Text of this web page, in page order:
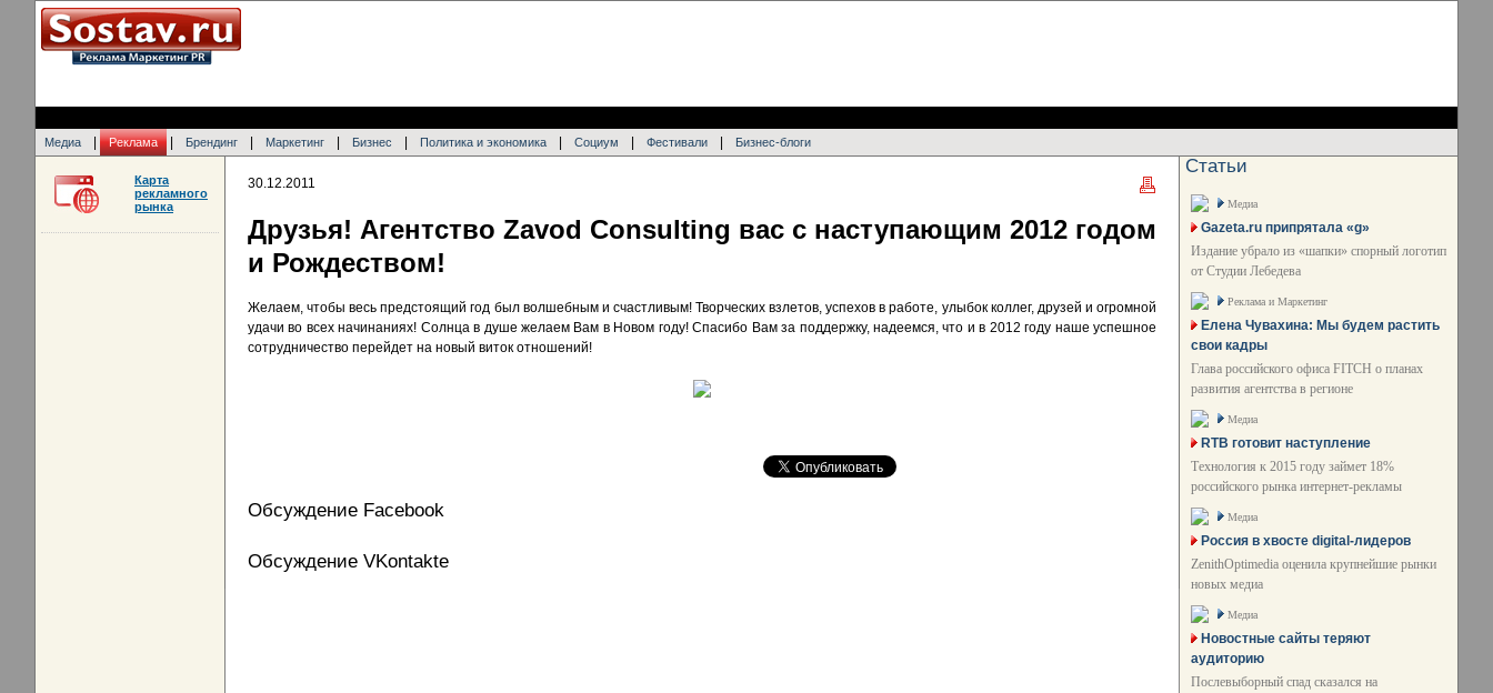
Медиа Реклама Брендинг Маркетинг Бизнес Политика и экономика Социум Фестивали Бизнес-блоги
30.12.2011
Друзья! Агентство Zavod Consulting вас с наступающим 2012 годом
и Рождеством!
Желаем, чтобы весь предстоящий год был волшебным и счастливым! Творческих взлетов, успехов в работе, улыбок коллег, друзей и огромной
удачи во всех начинаниях! Солнца в душе желаем Вам в Новом году! Cпасибо Вам за поддержку, надеемся, что и в 2012 году наше успешное
сотрудничество перейдет на новый виток отношений!
Обсуждение Facebook
Обсуждение VKontakte
Карта
рекламного
рынка
Статьи
Медиа
Gazeta.ru припрятала «g»
Издание убрало из «шапки» спорный логотип
от Студии Лебедева
Реклама и Маркетинг
Елена Чувахина: Мы будем растить
свои кадры
Глава российского офиса FITCH о планах
развития агентства в регионе
Медиа
RTB готовит наступление
Технология к 2015 году займет 18%
российского рынка интернет-рекламы
Медиа
Россия в хвосте digital-лидеров
ZenithOptimedia оценила крупнейшие рынки
новых медиа
Медиа
Новостные сайты теряют
аудиторию
Послевыборный спад сказался на